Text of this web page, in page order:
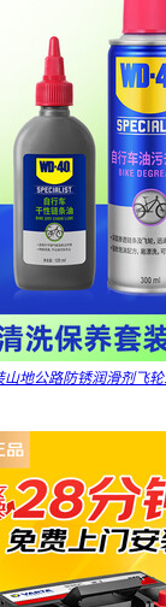
地公路防锈润滑剂飞